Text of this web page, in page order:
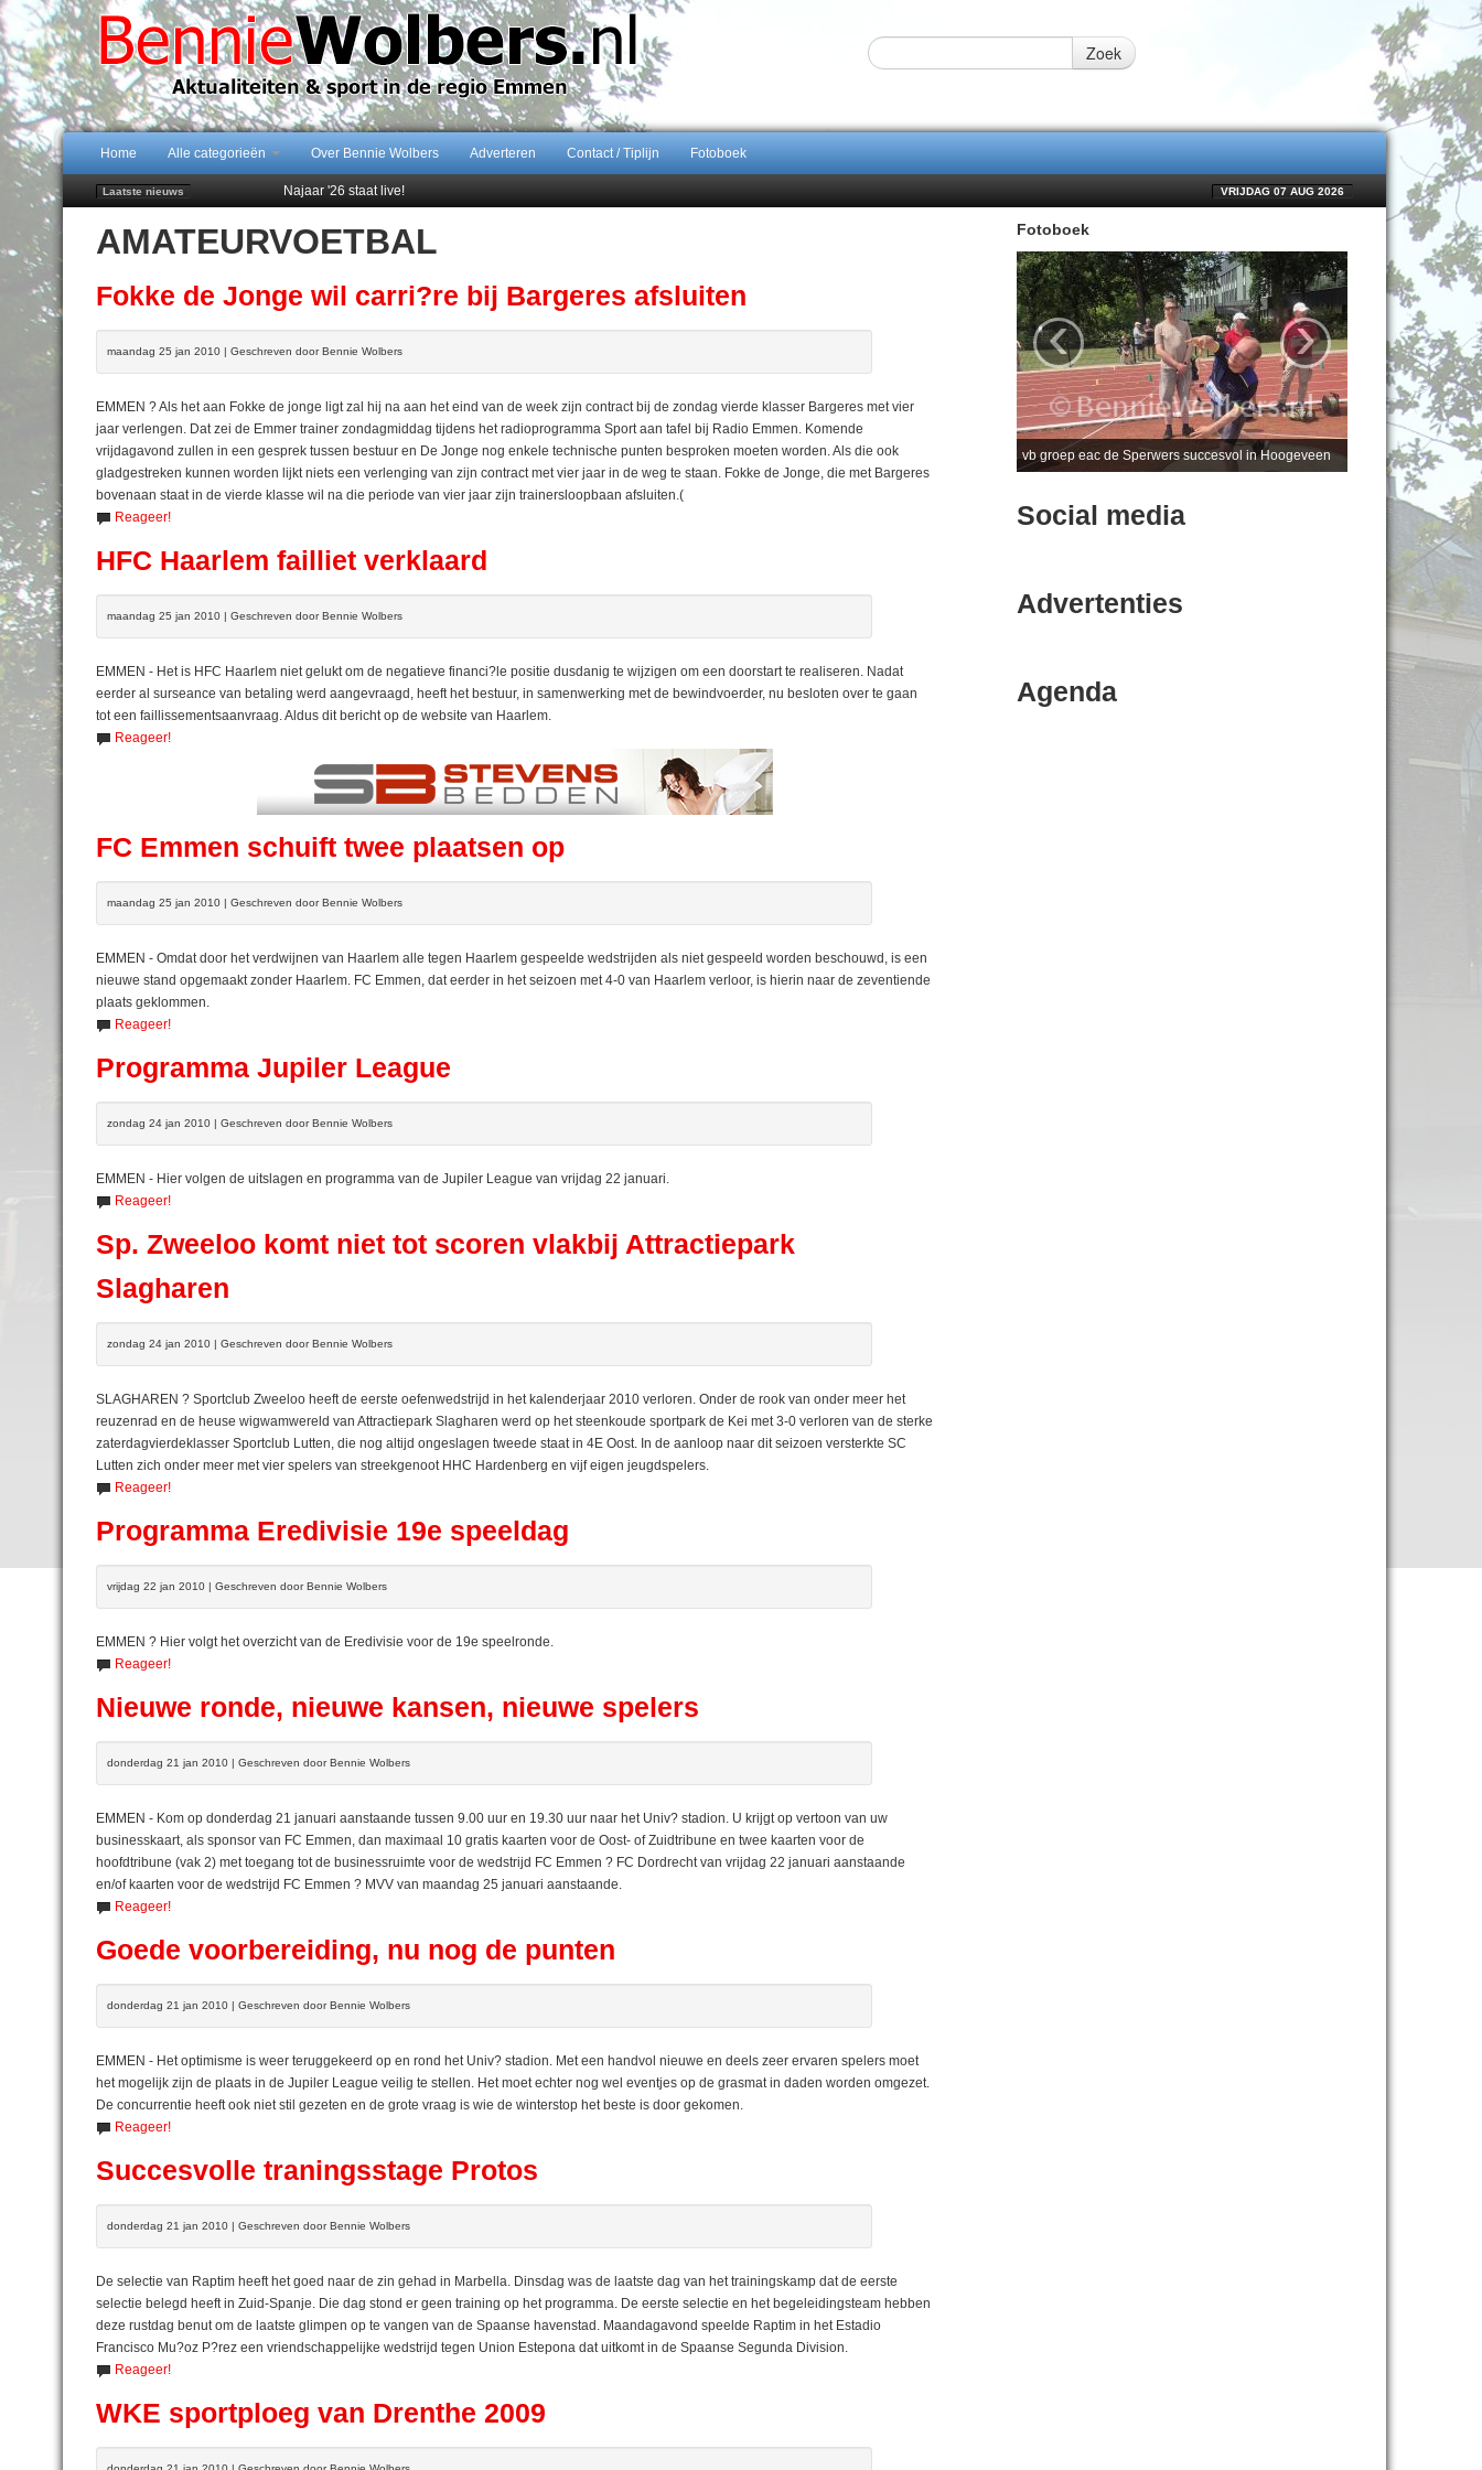
Zoek
Home Alle categorieën Over Bennie Wolbers Adverteren Contact / Tiplijn Fotoboek
Laatste nieuws
Najaar '26 staat live!
Emmen wint op Open Dag overtuigend van Almere City
Daan Lambers tekent eerste profcontract bij FC Emmen
VRIJDAG 07 AUG 2026
AMATEURVOETBAL
Fokke de Jonge wil carri?re bij Bargeres afsluiten
maandag 25 jan 2010 | Geschreven door Bennie Wolbers
EMMEN ? Als het aan Fokke de jonge ligt zal hij na aan het eind van de week zijn contract bij de zondag vierde klasser Bargeres met vier
jaar verlengen. Dat zei de Emmer trainer zondagmiddag tijdens het radioprogramma Sport aan tafel bij Radio Emmen. Komende
vrijdagavond zullen in een gesprek tussen bestuur en De Jonge nog enkele technische punten besproken moeten worden. Als die ook
gladgestreken kunnen worden lijkt niets een verlenging van zijn contract met vier jaar in de weg te staan. Fokke de Jonge, die met Bargeres
bovenaan staat in de vierde klasse wil na die periode van vier jaar zijn trainersloopbaan afsluiten.(
Reageer!
HFC Haarlem failliet verklaard
maandag 25 jan 2010 | Geschreven door Bennie Wolbers
EMMEN - Het is HFC Haarlem niet gelukt om de negatieve financi?le positie dusdanig te wijzigen om een doorstart te realiseren. Nadat
eerder al surseance van betaling werd aangevraagd, heeft het bestuur, in samenwerking met de bewindvoerder, nu besloten over te gaan
tot een faillissementsaanvraag. Aldus dit bericht op de website van Haarlem.
Reageer!
FC Emmen schuift twee plaatsen op
maandag 25 jan 2010 | Geschreven door Bennie Wolbers
EMMEN - Omdat door het verdwijnen van Haarlem alle tegen Haarlem gespeelde wedstrijden als niet gespeeld worden beschouwd, is een
nieuwe stand opgemaakt zonder Haarlem. FC Emmen, dat eerder in het seizoen met 4-0 van Haarlem verloor, is hierin naar de zeventiende
plaats geklommen.
Reageer!
Programma Jupiler League
zondag 24 jan 2010 | Geschreven door Bennie Wolbers
EMMEN - Hier volgen de uitslagen en programma van de Jupiler League van vrijdag 22 januari.
Reageer!
Sp. Zweeloo komt niet tot scoren vlakbij Attractiepark
Slagharen
zondag 24 jan 2010 | Geschreven door Bennie Wolbers
SLAGHAREN ? Sportclub Zweeloo heeft de eerste oefenwedstrijd in het kalenderjaar 2010 verloren. Onder de rook van onder meer het
reuzenrad en de heuse wigwamwereld van Attractiepark Slagharen werd op het steenkoude sportpark de Kei met 3-0 verloren van de sterke
zaterdagvierdeklasser Sportclub Lutten, die nog altijd ongeslagen tweede staat in 4E Oost. In de aanloop naar dit seizoen versterkte SC
Lutten zich onder meer met vier spelers van streekgenoot HHC Hardenberg en vijf eigen jeugdspelers.
Reageer!
Programma Eredivisie 19e speeldag
vrijdag 22 jan 2010 | Geschreven door Bennie Wolbers
EMMEN ? Hier volgt het overzicht van de Eredivisie voor de 19e speelronde.
Reageer!
Nieuwe ronde, nieuwe kansen, nieuwe spelers
donderdag 21 jan 2010 | Geschreven door Bennie Wolbers
EMMEN - Kom op donderdag 21 januari aanstaande tussen 9.00 uur en 19.30 uur naar het Univ? stadion. U krijgt op vertoon van uw
businesskaart, als sponsor van FC Emmen, dan maximaal 10 gratis kaarten voor de Oost- of Zuidtribune en twee kaarten voor de
hoofdtribune (vak 2) met toegang tot de businessruimte voor de wedstrijd FC Emmen ? FC Dordrecht van vrijdag 22 januari aanstaande
en/of kaarten voor de wedstrijd FC Emmen ? MVV van maandag 25 januari aanstaande.
Reageer!
Goede voorbereiding, nu nog de punten
donderdag 21 jan 2010 | Geschreven door Bennie Wolbers
EMMEN - Het optimisme is weer teruggekeerd op en rond het Univ? stadion. Met een handvol nieuwe en deels zeer ervaren spelers moet
het mogelijk zijn de plaats in de Jupiler League veilig te stellen. Het moet echter nog wel eventjes op de grasmat in daden worden omgezet.
De concurrentie heeft ook niet stil gezeten en de grote vraag is wie de winterstop het beste is door gekomen.
Reageer!
Succesvolle traningsstage Protos
donderdag 21 jan 2010 | Geschreven door Bennie Wolbers
De selectie van Raptim heeft het goed naar de zin gehad in Marbella. Dinsdag was de laatste dag van het trainingskamp dat de eerste
selectie belegd heeft in Zuid-Spanje. Die dag stond er geen training op het programma. De eerste selectie en het begeleidingsteam hebben
deze rustdag benut om de laatste glimpen op te vangen van de Spaanse havenstad. Maandagavond speelde Raptim in het Estadio
Francisco Mu?oz P?rez een vriendschappelijke wedstrijd tegen Union Estepona dat uitkomt in de Spaanse Segunda Division.
Reageer!
WKE sportploeg van Drenthe 2009
Fotoboek
vb groep eac de Sperwers succesvol in Hoogeveen
‹ ›
Social media
Advertenties
Agenda